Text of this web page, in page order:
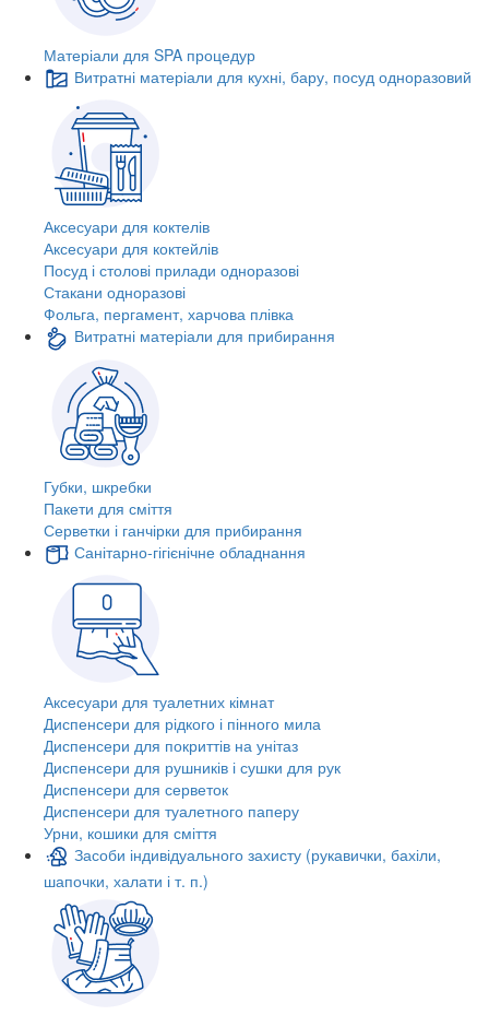
Матеріали для SPA процедур
Витратні матеріали для кухні, бару, посуд одноразовий
Аксесуари для коктелів
Аксесуари для коктейлів
Посуд і столові прилади одноразові
Стакани одноразові
Фольга, пергамент, харчова плівка
Витратні матеріали для прибирання
Губки, шкребки
Пакети для сміття
Серветки і ганчірки для прибирання
Санітарно-гігієнічне обладнання
Аксесуари для туалетних кімнат
Диспенсери для рідкого і пінного мила
Диспенсери для покриттів на унітаз
Диспенсери для рушників і сушки для рук
Диспенсери для серветок
Диспенсери для туалетного паперу
Урни, кошики для сміття
Засоби індивідуального захисту (рукавички, бахіли,
шапочки, халати і т. п.)